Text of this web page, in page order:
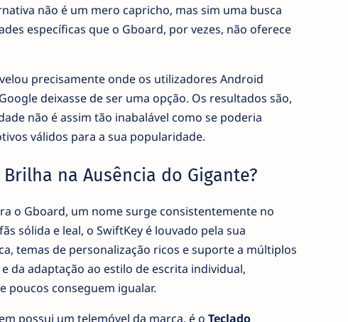
não é um mero capricho, mas sim uma busca
específicas que o Gboard, por vezes, não oferece
precisamente onde os utilizadores Android
deixasse de ser uma opção. Os resultados são,
não é assim tão inabalável como se poderia
válidos para a sua popularidade.
na Ausência do Gigante?
o Gboard, um nome surge consistentemente no
sólida e leal, o SwiftKey é louvado pela sua
temas de personalização ricos e suporte a múltiplos
da adaptação ao estilo de escrita individual,
poucos conseguem igualar.
possui um telemóvel da marca, é o Teclado